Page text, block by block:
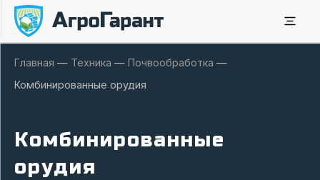
Главная — Техника — Почвообработка —
Комбинированные орудия
Комбинированные
орудия